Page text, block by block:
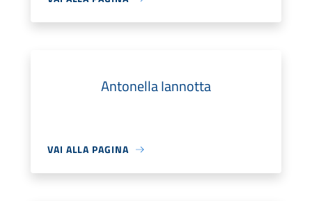
Antonella Iannotta
VAI ALLA PAGINA